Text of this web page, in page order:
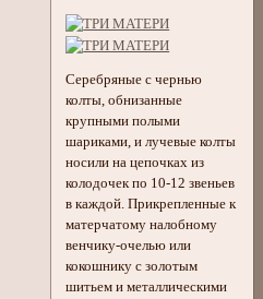
Серебряные с чернью
колты, обнизанные
крупными полыми
шариками, и лучевые колты
носили на цепочках из
колодочек по 10-12 звеньев
в каждой. Прикрепленные к
матерчатому налобному
венчику-очелью или
кокошнику с золотым
шитьем и металлическими